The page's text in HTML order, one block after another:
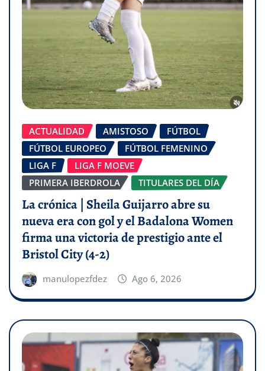
ACTUALIDAD AMISTOSO
FÚTBOL
FÚTBOL EUROPEO
FÚTBOL FEMENINO
LIGA F
LIGA F MOEVE
PRIMERA IBERDROLA
TITULARES DEL DÍA
La crónica | Sheila Guijarro abre su
nueva era con gol y el Badalona Women
firma una victoria de prestigio ante el
Bristol City (4-2)
manulopezfdez Ago 6, 2026